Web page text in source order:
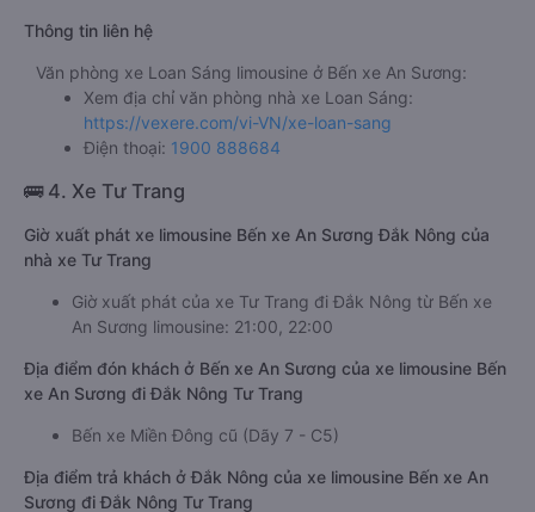
Thông tin liên hệ
Văn phòng xe Loan Sáng limousine ở Bến xe An Sương:
Xem địa chỉ văn phòng nhà xe Loan Sáng:
https://vexere.com/vi-VN/xe-loan-sang
Điện thoại: 1900 888684
🚌 4. Xe Tư Trang
Giờ xuất phát xe limousine Bến xe An Sương Đắk Nông của
nhà xe Tư Trang
Giờ xuất phát của xe Tư Trang đi Đắk Nông từ Bến xe
An Sương limousine: 21:00, 22:00
Địa điểm đón khách ở Bến xe An Sương của xe limousine Bến
xe An Sương đi Đắk Nông Tư Trang
Bến xe Miền Đông cũ (Dãy 7 - C5)
Địa điểm trả khách ở Đắk Nông của xe limousine Bến xe An
Sương đi Đắk Nông Tư Trang